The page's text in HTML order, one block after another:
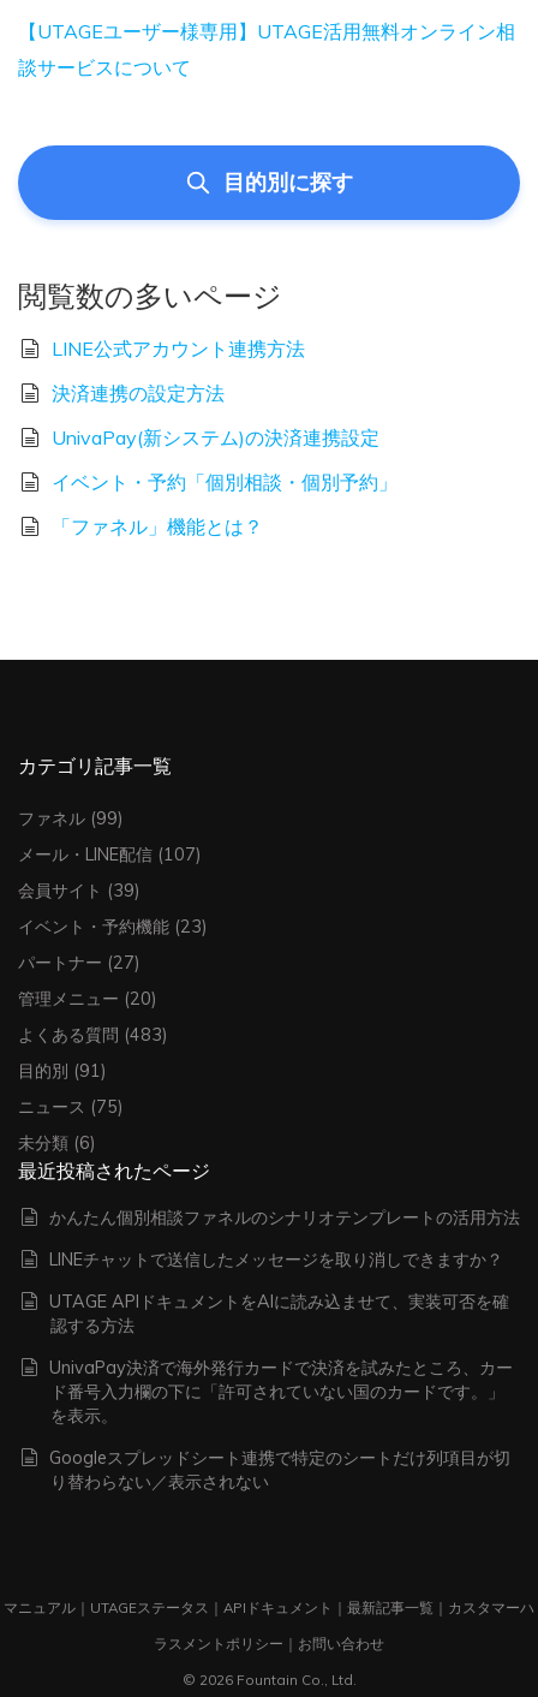
【UTAGEユーザー様専用】UTAGE活用無料オンライン相
談サービスについて
目的別に探す
閲覧数の多いページ
LINE公式アカウント連携方法
決済連携の設定方法
UnivaPay(新システム)の決済連携設定
イベント・予約「個別相談・個別予約」
「ファネル」機能とは？
カテゴリ記事一覧
ファネル (99)
メール・LINE配信 (107)
会員サイト (39)
イベント・予約機能 (23)
パートナー (27)
管理メニュー (20)
よくある質問 (483)
目的別 (91)
ニュース (75)
未分類 (6)
最近投稿されたページ
かんたん個別相談ファネルのシナリオテンプレートの活用方法
LINEチャットで送信したメッセージを取り消しできますか？
UTAGE APIドキュメントをAIに読み込ませて、実装可否を確
認する方法
UnivaPay決済で海外発行カードで決済を試みたところ、カー
ド番号入力欄の下に「許可されていない国のカードです。」
を表示。
Googleスプレッドシート連携で特定のシートだけ列項目が切
り替わらない／表示されない
マニュアル ｜ UTAGEステータス ｜ APIドキュメント ｜ 最新記事一覧 ｜ カスタマーハ
ラスメントポリシー ｜ お問い合わせ
© 2026 Fountain Co., Ltd.